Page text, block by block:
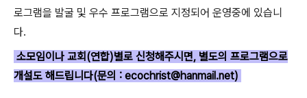
로그램을 발굴 및 우수 프로그램으로 지정되어 운영중에 있습니
다.
소모임이나 교회(연합)별로 신청해주시면, 별도의 프로그램으로
개설도 해드립니다(문의 : ecochrist@hanmail.net)